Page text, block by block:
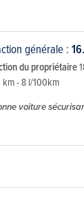
générale :
du propriétaire
- 8 l/100km
voiture